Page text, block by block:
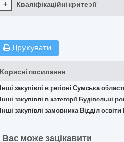
+ Кваліфікаційні критерії
Друкувати
Корисні посилання
Інші закупівлі в регіоні Сумська
Інші закупівлі в категорії Будівельні
Інші закупівлі замовника Відділ
Вас може зацікавити